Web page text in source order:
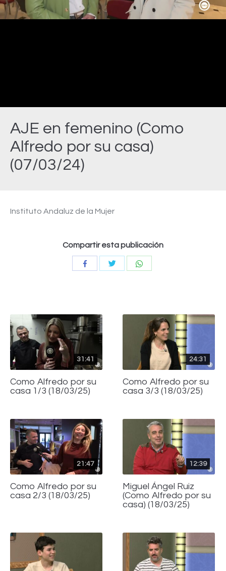
AJE en femenino (Como
Alfredo por su casa)
(07/03/24)
Video
Instituto Andaluz de la Mujer
Compartir esta publicación
CompartirCompartir
31:41
Como Alfredo por su
casa 1/3 (18/03/25)
24:31
Como Alfredo por su
casa 3/3 (18/03/25)
21:47
Como Alfredo por su
casa 2/3 (18/03/25)
12:39
Miguel Ángel Ruiz
(Como Alfredo por su
casa) (18/03/25)